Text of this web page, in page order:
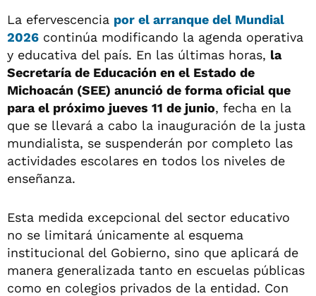
La efervescencia por el arranque del Mundial
2026 continúa modificando la agenda operativa
y educativa del país. En las últimas horas, la
Secretaría de Educación en el Estado de
Michoacán (SEE) anunció de forma oficial que
para el próximo jueves 11 de junio, fecha en la
que se llevará a cabo la inauguración de la justa
mundialista, se suspenderán por completo las
actividades escolares en todos los niveles de
enseñanza.
Esta medida excepcional del sector educativo
no se limitará únicamente al esquema
institucional del Gobierno, sino que aplicará de
manera generalizada tanto en escuelas públicas
como en colegios privados de la entidad. Con